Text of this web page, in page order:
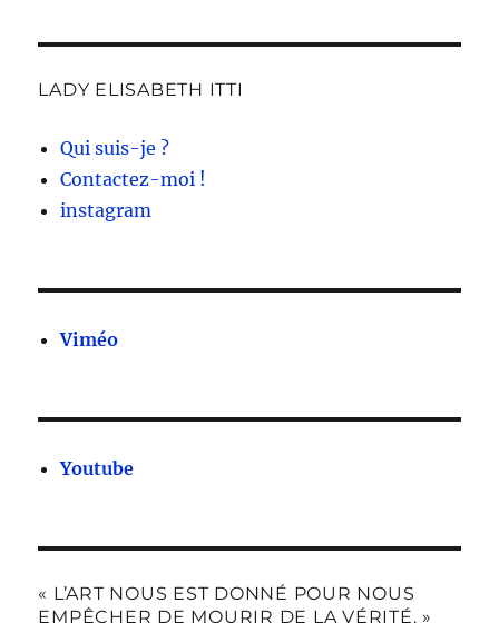
LADY ELISABETH ITTI
Qui suis-je ?
Contactez-moi !
instagram
Viméo
Youtube
« L’ART NOUS EST DONNÉ POUR NOUS
EMPÊCHER DE MOURIR DE LA VÉRITÉ. »